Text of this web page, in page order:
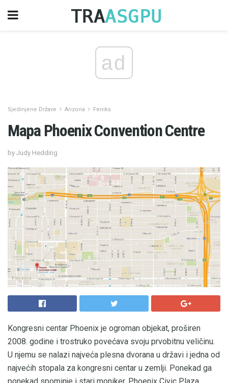
ad
Sjedinjene Države Arizona Feniks
Mapa Phoenix Convention Centre
by Judy Hedding
Kongresni centar Phoenix je ogroman objekat, proširen
2008. godine i trostruko povećava svoju prvobitnu veličinu.
U njemu se nalazi najveća plesna dvorana u državi i jedna od
najvećih stopala za kongresni centar u zemlji. Ponekad ga